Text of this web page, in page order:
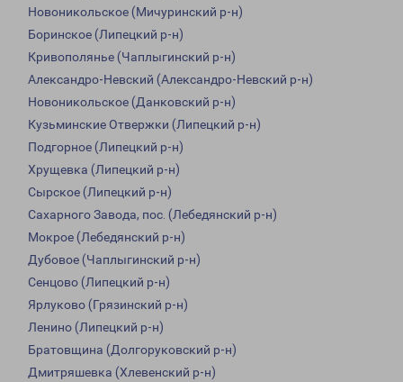
Новоникольское (Мичуринский р-н)
Боринское (Липецкий р-н)
Кривополянье (Чаплыгинский р-н)
Александро-Невский (Александро-Невский р-н)
Новоникольское (Данковский р-н)
Кузьминские Отвержки (Липецкий р-н)
Подгорное (Липецкий р-н)
Хрущевка (Липецкий р-н)
Сырское (Липецкий р-н)
Сахарного Завода, пос. (Лебедянский р-н)
Мокрое (Лебедянский р-н)
Дубовое (Чаплыгинский р-н)
Сенцово (Липецкий р-н)
Ярлуково (Грязинский р-н)
Ленино (Липецкий р-н)
Братовщина (Долгоруковский р-н)
Дмитряшевка (Хлевенский р-н)